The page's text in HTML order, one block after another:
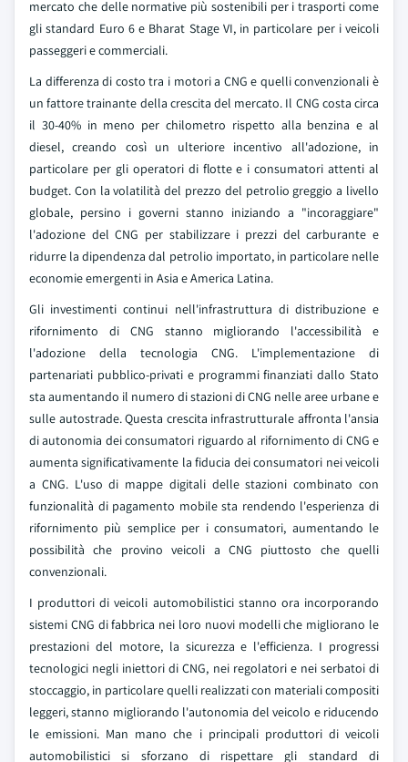
mercato che delle normative più sostenibili per i trasporti come
gli standard Euro 6 e Bharat Stage VI, in particolare per i veicoli
passeggeri e commerciali.
La differenza di costo tra i motori a CNG e quelli convenzionali è
un fattore trainante della crescita del mercato. Il CNG costa circa
il 30-40% in meno per chilometro rispetto alla benzina e al
diesel, creando così un ulteriore incentivo all'adozione, in
particolare per gli operatori di flotte e i consumatori attenti al
budget. Con la volatilità del prezzo del petrolio greggio a livello
globale, persino i governi stanno iniziando a "incoraggiare"
l'adozione del CNG per stabilizzare i prezzi del carburante e
ridurre la dipendenza dal petrolio importato, in particolare nelle
economie emergenti in Asia e America Latina.
Gli investimenti continui nell'infrastruttura di distribuzione e
rifornimento di CNG stanno migliorando l'accessibilità e
l'adozione della tecnologia CNG. L'implementazione di
partenariati pubblico-privati e programmi finanziati dallo Stato
sta aumentando il numero di stazioni di CNG nelle aree urbane e
sulle autostrade. Questa crescita infrastrutturale affronta l'ansia
di autonomia dei consumatori riguardo al rifornimento di CNG e
aumenta significativamente la fiducia dei consumatori nei veicoli
a CNG. L'uso di mappe digitali delle stazioni combinato con
funzionalità di pagamento mobile sta rendendo l'esperienza di
rifornimento più semplice per i consumatori, aumentando le
possibilità che provino veicoli a CNG piuttosto che quelli
convenzionali.
I produttori di veicoli automobilistici stanno ora incorporando
sistemi CNG di fabbrica nei loro nuovi modelli che migliorano le
prestazioni del motore, la sicurezza e l'efficienza. I progressi
tecnologici negli iniettori di CNG, nei regolatori e nei serbatoi di
stoccaggio, in particolare quelli realizzati con materiali compositi
leggeri, stanno migliorando l'autonomia del veicolo e riducendo
le emissioni. Man mano che i principali produttori di veicoli
automobilistici si sforzano di rispettare gli standard di